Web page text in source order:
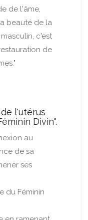
de l'âme,
beauté de la
c'est
de
l'utérus
Divin".
au
de sa
ses
du Féminin